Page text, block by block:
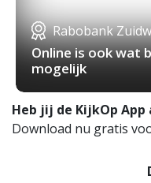
Rabobank
Online is ook wat
mogelijk
Heb jij de KijkOp App
Download nu gratis